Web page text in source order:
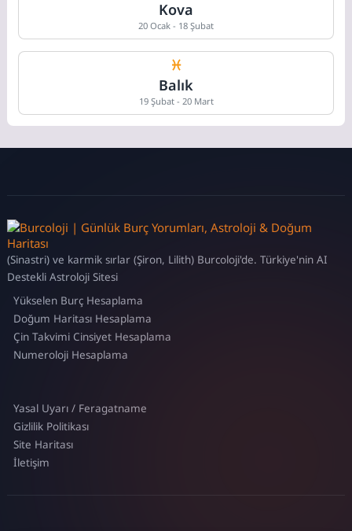
Kova
20 Ocak - 18 Şubat
Balık
19 Şubat - 20 Mart
(Sinastri) ve karmik sırlar (Şiron, Lilith) Burcoloji'de. Türkiye'nin AI
Destekli Astroloji Sitesi
Yükselen Burç Hesaplama
Doğum Haritası Hesaplama
Çin Takvimi Cinsiyet Hesaplama
Numeroloji Hesaplama
Yasal Uyarı / Feragatname
Gizlilik Politikası
Site Haritası
İletişim